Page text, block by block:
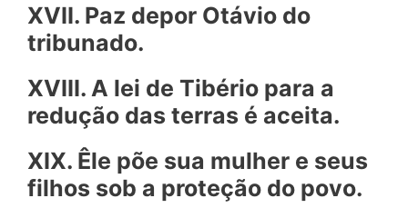
XVII. Paz depor Otávio do
tribunado.
XVIII. A lei de Tibério para a
redução das terras é aceita.
XIX. Êle põe sua mulher e seus
filhos sob a proteção do povo.